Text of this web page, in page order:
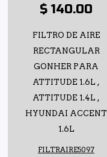
$ 140.00
FILTRO DE AIRE
RECTANGULAR
GONHER PARA
ATTITUDE 1.6L ,
ATTITUDE 1.4L ,
HYUNDAI ACCENT
1.6L
FILTRAIRE5097